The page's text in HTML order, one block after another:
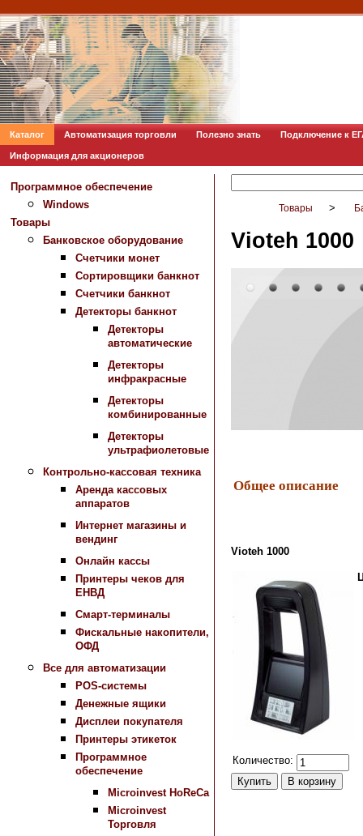
Каталог Автоматизация торговли Полезно знать Подключение к
Информация для акционеров
Программное обеспечение
Windows
Товары
Банковское оборудование
Счетчики монет
Сортировщики банкнот
Счетчики банкнот
Детекторы банкнот
Детекторы
автоматические
Детекторы
инфракрасные
Детекторы
комбинированные
Детекторы
ультрафиолетовые
Контрольно-кассовая техника
Аренда кассовых
аппаратов
Интернет магазины и
вендинг
Онлайн кассы
Принтеры чеков для
ЕНВД
Смарт-терминалы
Фискальные накопители,
ОФД
Все для автоматизации
POS-системы
Денежные ящики
Дисплеи покупателя
Принтеры этикеток
Программное
обеспечение
Microinvest HoReCa
Microinvest
Торговля
Товары >
Vioteh 1000
Общее описание
Vioteh 1000
Количество: